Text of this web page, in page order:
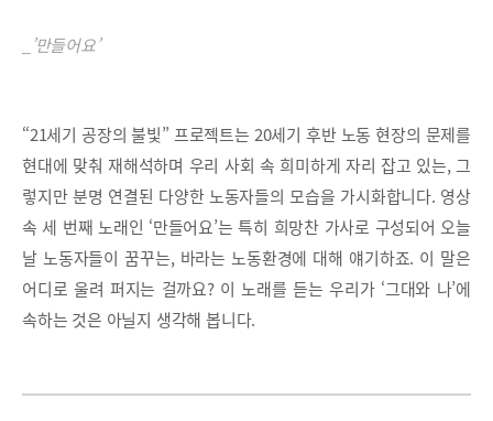
_’만들어요’
“21세기 공장의 불빛” 프로젝트는 20세기 후반 노동 현장의 문제를
현대에 맞춰 재해석하며 우리 사회 속 희미하게 자리 잡고 있는, 그
렇지만 분명 연결된 다양한 노동자들의 모습을 가시화합니다. 영상
속 세 번째 노래인 ‘만들어요’는 특히 희망찬 가사로 구성되어 오늘
날 노동자들이 꿈꾸는, 바라는 노동환경에 대해 얘기하죠. 이 말은
어디로 울려 퍼지는 걸까요? 이 노래를 듣는 우리가 ‘그대와 나’에
속하는 것은 아닐지 생각해 봅니다.